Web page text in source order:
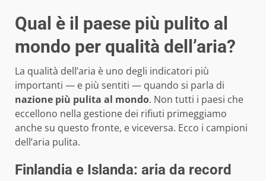
Qual è il paese più pulito al
mondo per qualità dell’aria?
La qualità dell’aria è uno degli indicatori più
importanti — e più sentiti — quando si parla di
nazione più pulita al mondo. Non tutti i paesi che
eccellono nella gestione dei rifiuti primeggiamo
anche su questo fronte, e viceversa. Ecco i campioni
dell’aria pulita.
Finlandia e Islanda: aria da record